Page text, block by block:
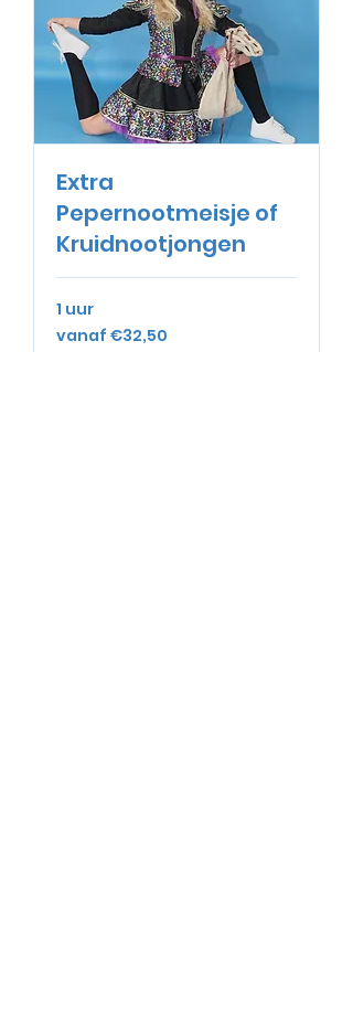
Extra
Pepernootmeisje of
Kruidnootjongen
1 uur
€32,50
vanaf €32,50